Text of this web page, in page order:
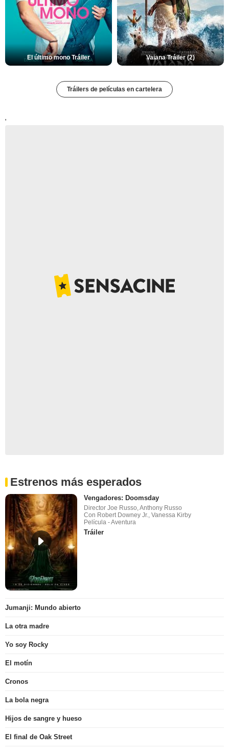
El último mono Tráiler Vaiana Tráiler (2)
Tráilers de películas en cartelera
'
Estrenos más esperados
Vengadores: Doomsday
Director Joe Russo, Anthony Russo
Con Robert Downey Jr., Vanessa Kirby
Película - Aventura
Tráiler
Jumanji: Mundo abierto
La otra madre
Yo soy Rocky
El motín
Cronos
La bola negra
Hijos de sangre y hueso
El final de Oak Street